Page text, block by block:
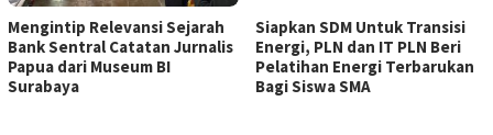
Mengintip Relevansi Sejarah
Bank Sentral Catatan Jurnalis
Papua dari Museum BI
Surabaya
Siapkan SDM Untuk Transisi
Energi, PLN dan IT PLN Beri
Pelatihan Energi Terbarukan
Bagi Siswa SMA